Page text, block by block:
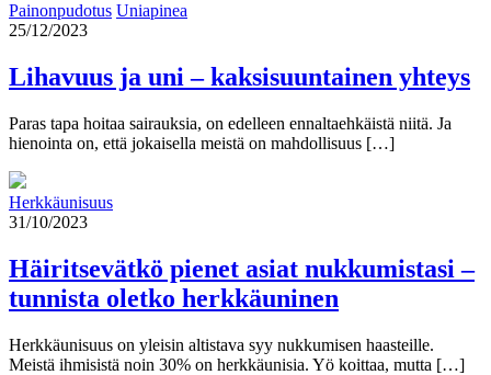
Painonpudotus Uniapinea
25/12/2023
Lihavuus ja uni – kaksisuuntainen yhteys
Paras tapa hoitaa sairauksia, on edelleen ennaltaehkäistä niitä. Ja
hienointa on, että jokaisella meistä on mahdollisuus […]
Herkkäunisuus
31/10/2023
Häiritsevätkö pienet asiat nukkumistasi –
tunnista oletko herkkäuninen
Herkkäunisuus on yleisin altistava syy nukkumisen haasteille.
Meistä ihmisistä noin 30% on herkkäunisia. Yö koittaa, mutta […]